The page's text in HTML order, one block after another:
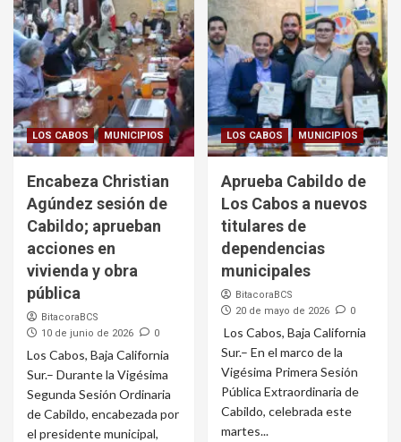
LOS CABOS MUNICIPIOS
Encabeza Christian
Agúndez sesión de
Cabildo; aprueban
acciones en
vivienda y obra
pública
BitacoraBCS
10 de junio de 2026
0
Los Cabos, Baja California
Sur.– Durante la Vigésima
Segunda Sesión Ordinaria
de Cabildo, encabezada por
el presidente municipal,
LOS CABOS MUNICIPIOS
Aprueba Cabildo de
Los Cabos a nuevos
titulares de
dependencias
municipales
BitacoraBCS
20 de mayo de 2026
0
Los Cabos, Baja California
Sur.– En el marco de la
Vigésima Primera Sesión
Pública Extraordinaria de
Cabildo, celebrada este
martes...